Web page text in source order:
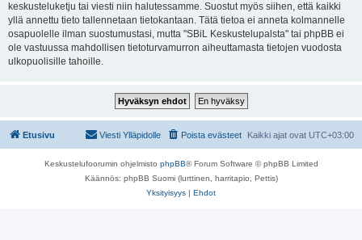
keskusteluketju tai viesti niin halutessamme. Suostut myös siihen, että kaikki
yllä annettu tieto tallennetaan tietokantaan. Tätä tietoa ei anneta kolmannelle
osapuolelle ilman suostumustasi, mutta "SBiL Keskustelupalsta" tai phpBB ei
ole vastuussa mahdollisen tietoturvamurron aiheuttamasta tietojen vuodosta
ulkopuolisille tahoille.
Etusivu Kaikki ajat ovat UTC+03:00
Poista evästeet
Viesti Ylläpidolle
Keskustelufoorumin ohjelmisto phpBB® Forum Software © phpBB Limited
Käännös: phpBB Suomi (lurttinen, harritapio, Pettis)
Yksityisyys | Ehdot